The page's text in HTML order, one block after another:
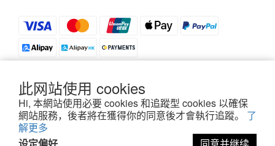
此网站使用 cookies
Hi, 本網站使用必要 cookies 和追蹤型 cookies 以確保
網站服務，後者將在獲得你的同意後才會執行追蹤。 了
解更多
私隱政策|條款及細則| 2021©First Champion